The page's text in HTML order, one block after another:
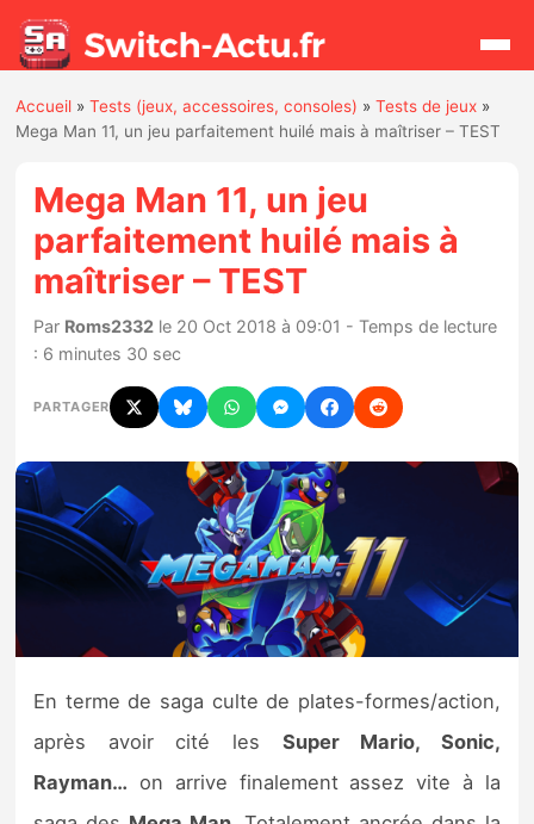
Rechercher
Actualités
Jeux
Hardware
Mises à jour
Chiffres de ventes
Rumeurs
Nintendo Direct
Tests et previews
Tests de jeux
Tests d’accessoires
Accueil »Tests (jeux, accessoires, consoles) »Tests de jeux »
Mega Man 11, un jeu parfaitement huilé mais à maîtriser – TEST
Mega Man 11, un jeu
parfaitement huilé mais à
maîtriser – TEST
Par Roms2332 le 20 Oct 2018 à 09:01 - Temps de lecture
: 6 minutes 30 sec
PARTAGER
En terme de saga culte de plates-formes/action,
après avoir cité les Super Mario, Sonic,
Rayman… on arrive finalement assez vite à la